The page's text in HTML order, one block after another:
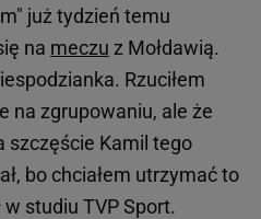
już tydzień temu
na meczu z Mołdawią.
Rzuciłem
na zgrupowaniu, ale że
szczęście Kamil tego
bo chciałem utrzymać to
studiu TVP Sport.